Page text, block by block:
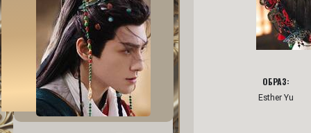
ОБРАЗ:
Esther Yu